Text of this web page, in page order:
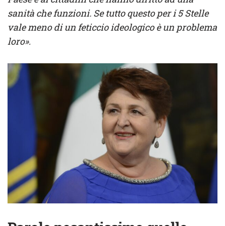
sanità che funzioni. Se tutto questo per i 5 Stelle
vale meno di un feticcio ideologico è un problema
loro».